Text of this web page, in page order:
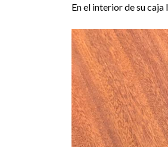
En el interior de su